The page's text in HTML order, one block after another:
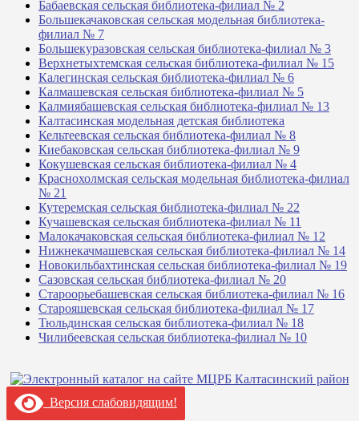
Бабаевская сельская библиотека-филиал № 2
Большекачаковская сельская модельная библиотека-
филиал № 7
Большекуразовская сельская библиотека-филиал № 3
Верхнетыхтемская сельская библиотека-филиал № 15
Калегинская сельская библиотека-филиал № 6
Калмашевская сельская библиотека-филиал № 5
Калмиябашевская сельская библиотека-филиал № 13
Калтасинская модельная детская библиотека
Кельтеевская сельская библиотека-филиал № 8
Киебаковская сельская библиотека-филиал № 9
Кокушевская сельская библиотека-филиал № 4
Краснохолмская сельская модельная библиотека-филиал
№ 21
Кутеремская сельская библиотека-филиал № 22
Кучашевская сельская библиотека-филиал № 11
Малокачаковская сельская библиотека-филиал № 12
Нижнекачмашевская сельская библиотека-филиал № 14
Новокильбахтинская сельская библиотека-филиал № 19
Сазовская сельская библиотека-филиал № 20
Староорьебашевская сельская библиотека-филиал № 16
Старояшевская сельская библиотека-филиал № 17
Тюльдинская сельская библиотека-филиал № 18
Чилибеевская сельская библиотека-филиал № 10
Версия слабовидящим!